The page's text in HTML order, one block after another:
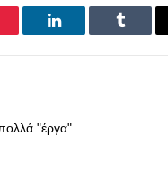
LinkedIn Tumblr
"έργα".